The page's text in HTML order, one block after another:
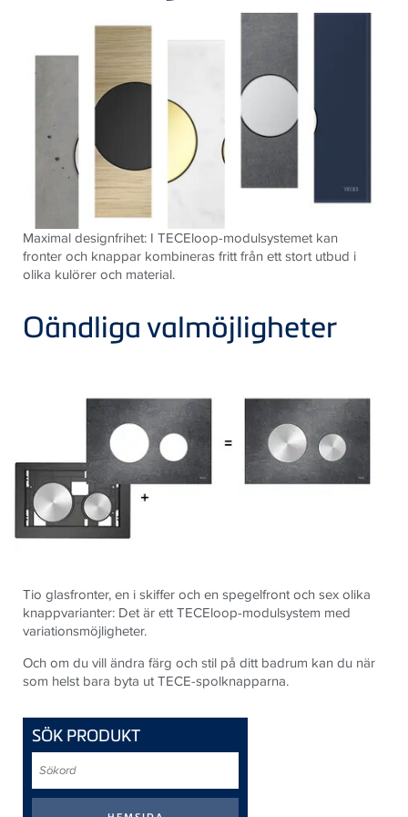
Maximal designfrihet: I TECEloop-modulsystemet kan
fronter och knappar kombineras fritt från ett stort utbud i
olika kulörer och material.
Oändliga valmöjligheter
Tio glasfronter, en i skiffer och en spegelfront och sex olika
knappvarianter: Det är ett TECEloop-modulsystem med
variationsmöjligheter.
Och om du vill ändra färg och stil på ditt badrum kan du när
som helst bara byta ut TECE-spolknapparna.
SÖK PRODUKT